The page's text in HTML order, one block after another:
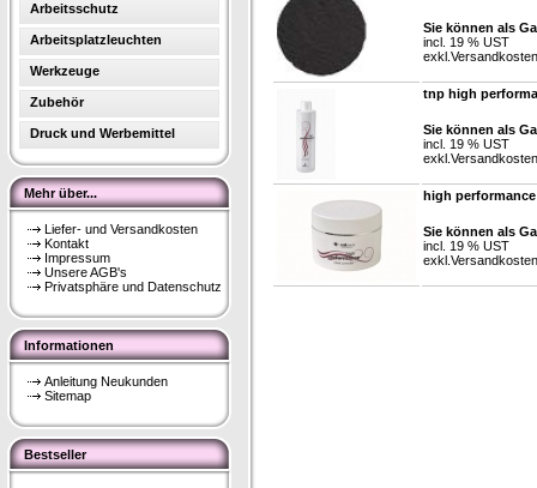
Arbeitsschutz
Arbeitsplatzleuchten
Werkzeuge
Zubehör
Druck und Werbemittel
Mehr über...
Liefer- und Versandkosten
Kontakt
Impressum
Unsere AGB's
Privatsphäre und Datenschutz
Informationen
Anleitung Neukunden
Sitemap
Bestseller
Sie können als
incl. 19 % UST
exkl. Versandkosten
tnp high
Sie können als
incl. 19 % UST
exkl. Versandkosten
high
Sie können als
incl. 19 % UST
exkl. Versandkosten